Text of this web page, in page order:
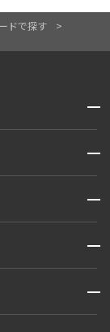
ドで探す
開閉
開閉
開閉
開閉
開閉